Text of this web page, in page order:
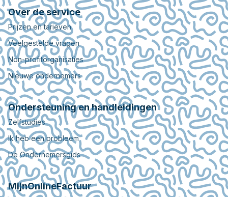
Over de service
Prijzen en tarieven
Veelgestelde vragen
Non-profitorganisaties
Nieuwe ondernemers
Ondersteuning en handleidingen
Zelfstudies
Ik heb een probleem
De Ondernemersgids
MijnOnlineFactuur